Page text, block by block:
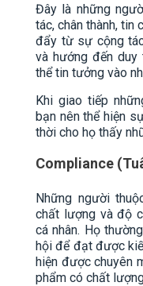
Đây là những
tác, chân thành, tin
đẩy từ sự cộng
và hướng đến
thể tin tưởng vào
Khi giao tiếp
bạn nên thể hiện
thời cho họ thấy
Compliance
Những người
chất lượng và độ
cá nhân. Họ
hội để đạt được
hiện được chuyên
phẩm có chất